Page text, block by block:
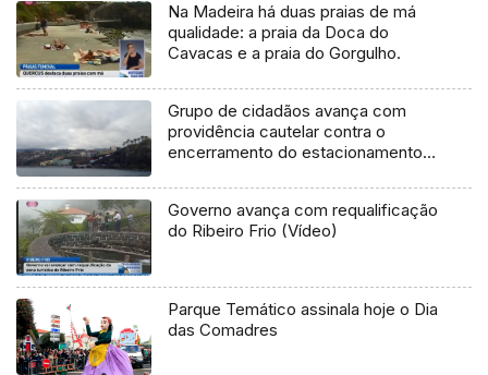
Na Madeira há duas praias de má
qualidade: a praia da Doca do
Cavacas e a praia do Gorgulho.
Grupo de cidadãos avança com
providência cautelar contra o
encerramento do estacionamento
Governo avança com requalificação
do Ribeiro Frio (Vídeo)
Parque Temático assinala hoje o Dia
das Comadres